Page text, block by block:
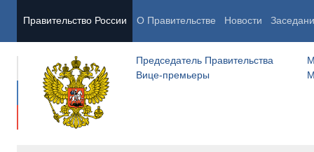
Правительство России О Правительстве Новости
Председатель Правительства
Вице-премьеры